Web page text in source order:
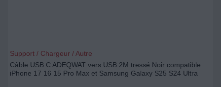
Support / Chargeur / Autre
Câble USB C ADEQWAT vers USB 2M tressé Noir compatible
iPhone 17 16 15 Pro Max et Samsung Galaxy S25 S24 Ultra